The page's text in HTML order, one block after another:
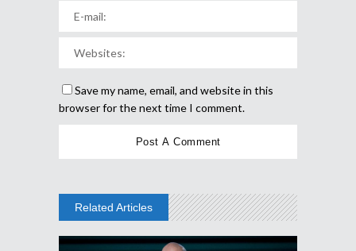
Save my name, email, and website in this
browser for the next time I comment.
Related Articles